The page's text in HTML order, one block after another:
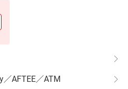
AFTEE／ATM